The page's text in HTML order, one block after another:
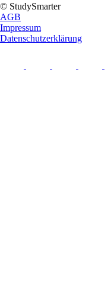
© StudySmarter
AGB
Impressum
Datenschutzerklärung